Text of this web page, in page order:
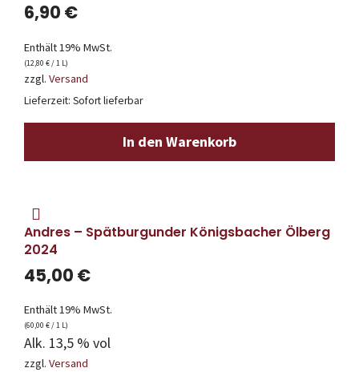
6,90 €
Enthält 19% MwSt.
(12,80 €/ 1 L)
zzgl. Versand
Lieferzeit: Sofort lieferbar
In den Warenkorb
Andres – Spätburgunder Königsbacher Ölberg
2024
45,00 €
Enthält 19% MwSt.
(60,00 €/ 1 L)
Alk. 13,5 % vol
zzgl. Versand